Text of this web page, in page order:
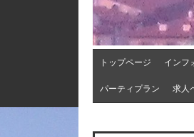
トップページ インフ
パーティプラン 求人